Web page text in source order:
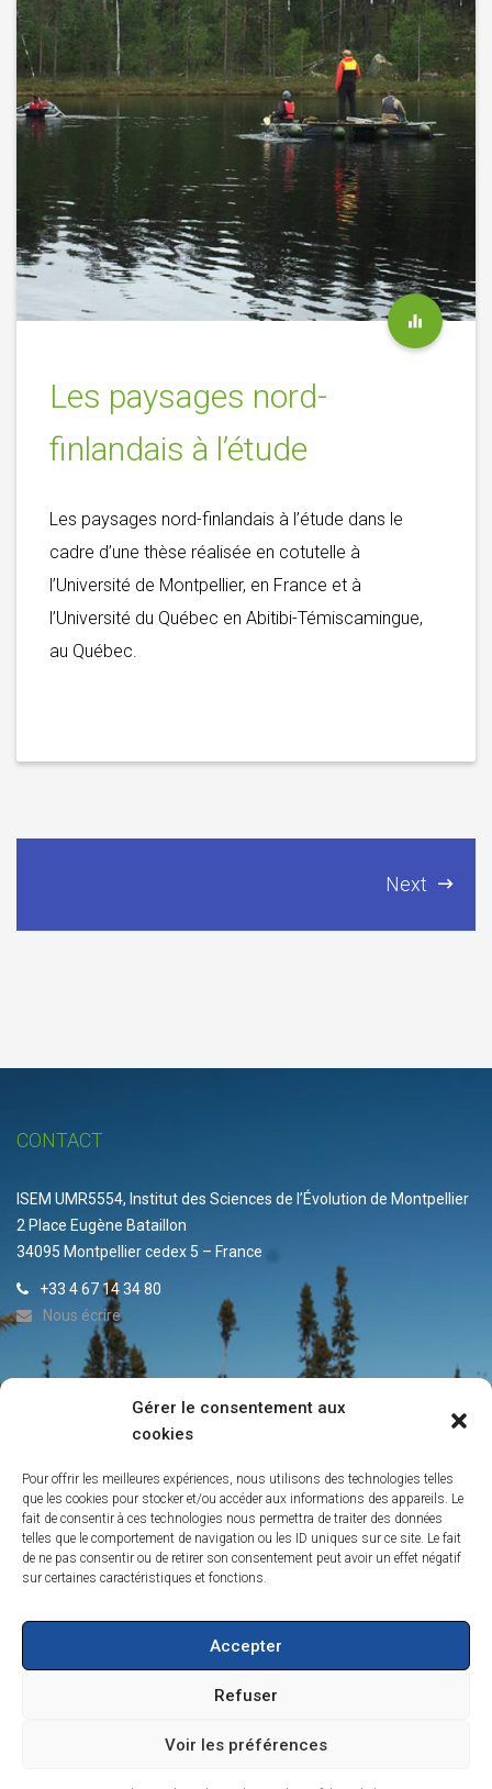
Gérer le consentement aux
cookies
Pour offrir les meilleures expériences, nous utilisons des technologies telles
que les cookies pour stocker et/ou accéder aux informations des appareils. Le
fait de consentir à ces technologies nous permettra de traiter des données
telles que le comportement de navigation ou les ID uniques sur ce site. Le fait
de ne pas consentir ou de retirer son consentement peut avoir un effet négatif
sur certaines caractéristiques et fonctions.
Accepter
Refuser
Voir les préférences
Les paysages nord-
finlandais à l’étude
Les paysages nord-finlandais à l’étude dans le
cadre d’une thèse réalisée en cotutelle à
l’Université de Montpellier, en France et à
l’Université du Québec en Abitibi-Témiscamingue,
au Québec.
Next
CONTACT
ISEM UMR5554, Institut des Sciences de l’Évolution de Montpellier
2 Place Eugène Bataillon
34095 Montpellier cedex 5 – France
+33 4 67 14 34 80
Nous écrire
ACTUALITÉS DE L’IRP
Info-Lettre du Laboratoire IRP
Contacts
La persistance des peuplements de conifères boréaux de l’ouest
du Québec
Création de l’IRP sur les forêts froides
©2020 IRN FORÊTS FROIDES - RÉSEAU DE RECHERCHE INTERNATIONAL